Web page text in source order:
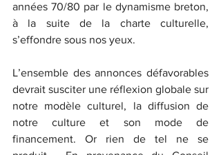
années 70/80 par le dynamisme breton,
à la suite de la charte culturelle,
s’effondre sous nos yeux.
L’ensemble des annonces défavorables
devrait susciter une réflexion globale sur
notre modèle culturel, la diffusion de
notre culture et son mode de
financement. Or rien de tel ne se